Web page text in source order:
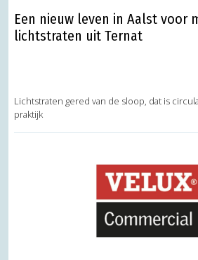
Een nieuw leven in Aalst voor
lichtstraten uit Ternat
Lichtstraten gered van de sloop, dat is
praktijk